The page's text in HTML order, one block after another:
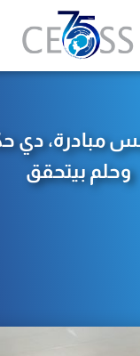
مبادرة، دي
وحلم بيتحقق